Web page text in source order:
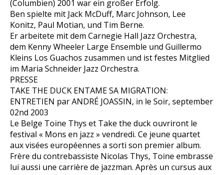
(Columbien) 2001 war ein großer Erfolg.
Ben spielte mit Jack McDuff, Marc Johnson, Lee
Konitz, Paul Motian, und Tim Berne.
Er arbeitete mit dem Carnegie Hall Jazz Orchestra,
dem Kenny Wheeler Large Ensemble und Guillermo
Kleins Los Guachos zusammen und ist festes Mitglied
im Maria Schneider Jazz Orchestra.
PRESSE
TAKE THE DUCK ENTAME SA MIGRATION:
ENTRETIEN par ANDRÉ JOASSIN, in le Soir, september
02nd 2003
Le Belge Toine Thys et Take the duck ouvriront le
festival « Mons en jazz » vendredi. Ce jeune quartet
aux visées européennes a sorti son premier album.
Frère du contrebassiste Nicolas Thys, Toine embrasse
lui aussi une carrière de jazzman. Après un cursus aux